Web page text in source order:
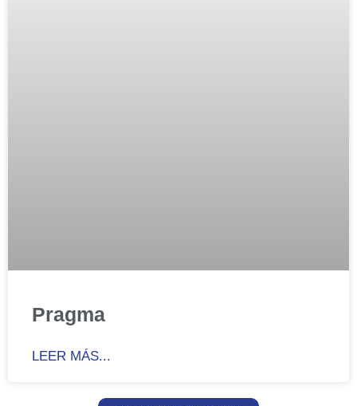
Pragma
LEER MÁS...